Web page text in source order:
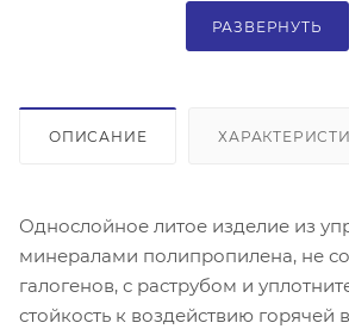
РАЗВЕРНУТЬ
ОПИСАНИЕ
Однослойное литое изделие из
минералами полипропилена, не
галогенов, с раструбом и
стойкость к воздействию горячей